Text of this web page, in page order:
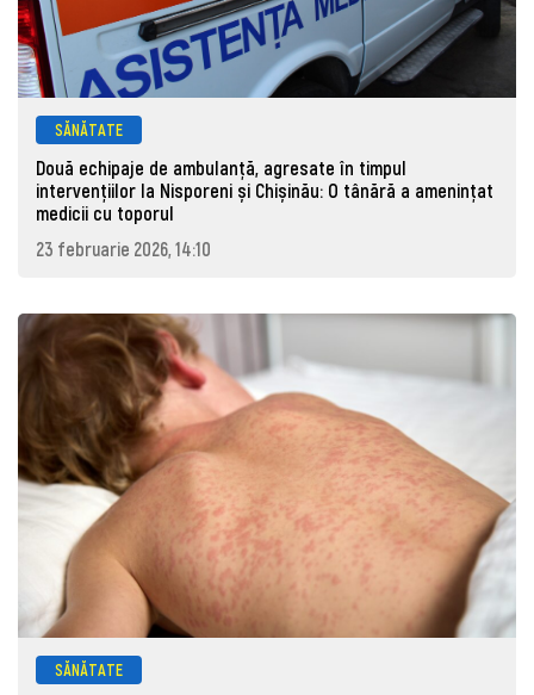
SĂNĂTATE
Două echipaje de ambulanță, agresate în timpul
intervențiilor la Nisporeni și Chișinău: O tânără a ameninţat
medicii cu toporul
23 februarie 2026, 14:10
SĂNĂTATE